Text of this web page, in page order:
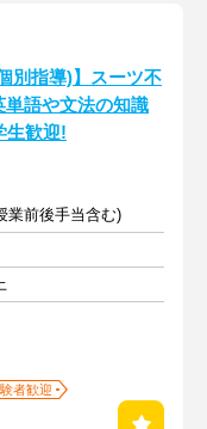
別指導)】スーツ不
語や文法の知識
生歓迎!
業前後手当含む)
者歓迎